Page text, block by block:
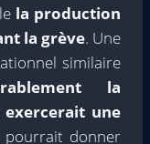
la production
la grève. Une
similaire
la
une
pourrait donner